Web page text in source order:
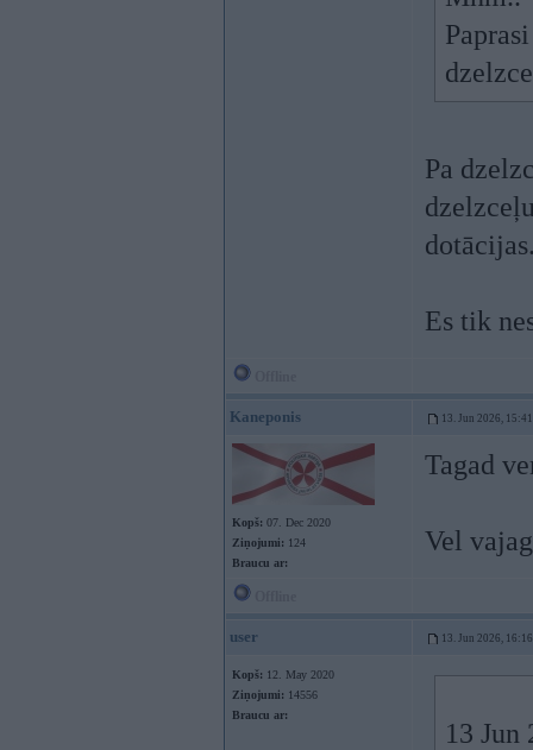
Pa
Es tik
Kaneponis 13. Jun 2026, 15:41
Kopš: 07. Dec 2020
Ziņojumi: 124
Braucu ar:
Tagad
Vel
user 13. Jun 2026, 16:16
Kopš: 12. May 2020
Ziņojumi: 14556
Braucu ar:
13 Jun